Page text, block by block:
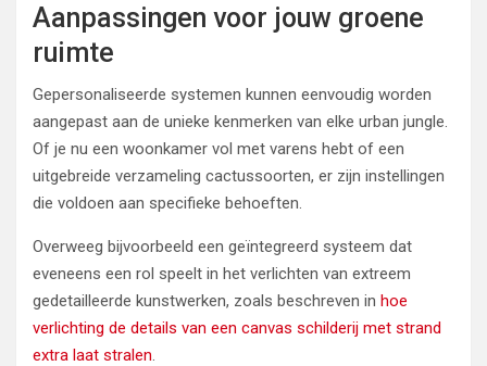
Aanpassingen voor jouw groene
ruimte
Gepersonaliseerde systemen kunnen eenvoudig worden
aangepast aan de unieke kenmerken van elke urban jungle.
Of je nu een woonkamer vol met varens hebt of een
uitgebreide verzameling cactussoorten, er zijn instellingen
die voldoen aan specifieke behoeften.
Overweeg bijvoorbeeld een geïntegreerd systeem dat
eveneens een rol speelt in het verlichten van extreem
gedetailleerde kunstwerken, zoals beschreven in hoe
verlichting de details van een canvas schilderij met strand
extra laat stralen